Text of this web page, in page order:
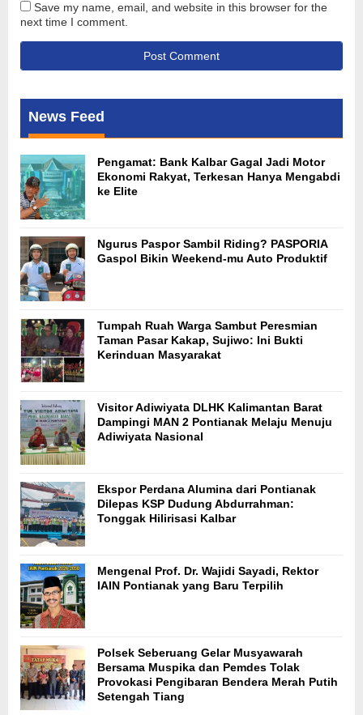
Save my name, email, and website in this browser for the
next time I comment.
News Feed
Pengamat: Bank Kalbar Gagal Jadi Motor
Ekonomi Rakyat, Terkesan Hanya Mengabdi
ke Elite
Ngurus Paspor Sambil Riding? PASPORIA
Gaspol Bikin Weekend-mu Auto Produktif
Tumpah Ruah Warga Sambut Peresmian
Taman Pasar Kakap, Sujiwo: Ini Bukti
Kerinduan Masyarakat
Visitor Adiwiyata DLHK Kalimantan Barat
Dampingi MAN 2 Pontianak Melaju Menuju
Adiwiyata Nasional
Ekspor Perdana Alumina dari Pontianak
Dilepas KSP Dudung Abdurrahman:
Tonggak Hilirisasi Kalbar
Mengenal Prof. Dr. Wajidi Sayadi, Rektor
IAIN Pontianak yang Baru Terpilih
Polsek Seberuang Gelar Musyawarah
Bersama Muspika dan Pemdes Tolak
Provokasi Pengibaran Bendera Merah Putih
Setengah Tiang